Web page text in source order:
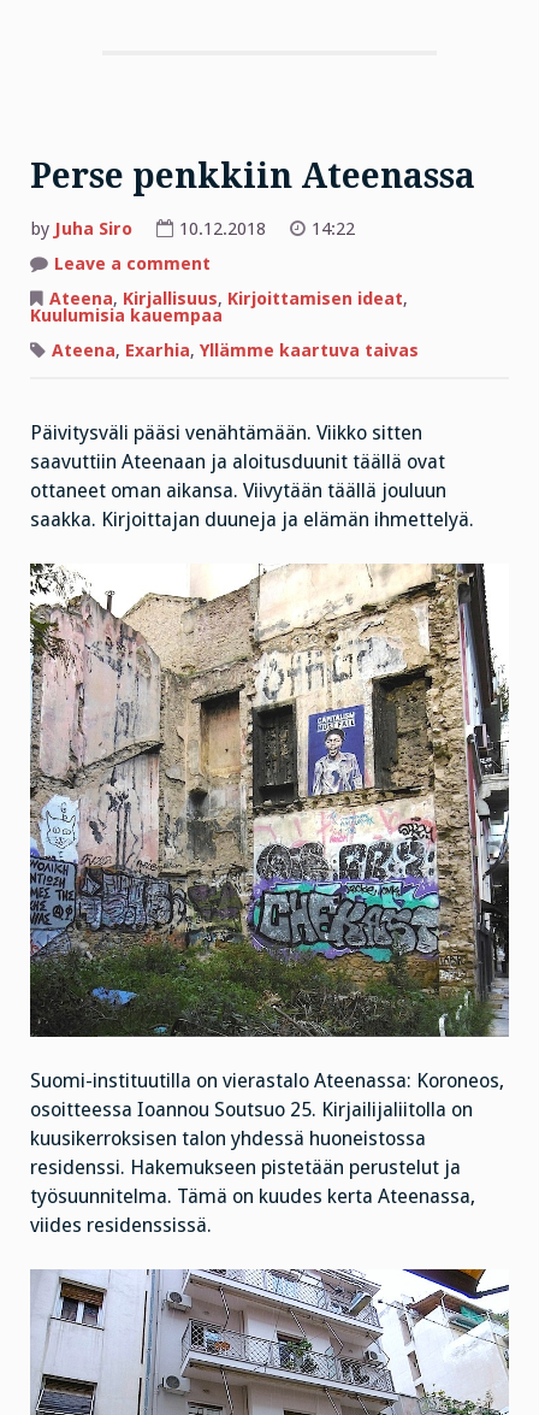
Perse penkkiin Ateenassa
by Juha Siro 10.12.2018
14:22
Leave a comment
penkkiin
Ateenassa
Ateena, Kirjallisuus, Kirjoittamisen ideat,
Kuulumisia kauempaa
Ateena, Exarhia, Yllämme kaartuva taivas
Päivitysväli pääsi venähtämään. Viikko sitten
saavuttiin Ateenaan ja aloitusduunit täällä ovat
ottaneet oman aikansa. Viivytään täällä jouluun
saakka. Kirjoittajan duuneja ja elämän ihmettelyä.
Suomi-instituutilla on vierastalo Ateenassa: Koroneos,
osoitteessa Ioannou Soutsuo 25. Kirjailijaliitolla on
kuusikerroksisen talon yhdessä huoneistossa
residenssi. Hakemukseen pistetään perustelut ja
työsuunnitelma. Tämä on kuudes kerta Ateenassa,
viides residenssissä.